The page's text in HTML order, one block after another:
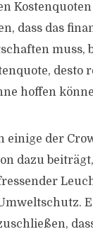
dass das
muss,
desto
hoffen
einige der
dazu